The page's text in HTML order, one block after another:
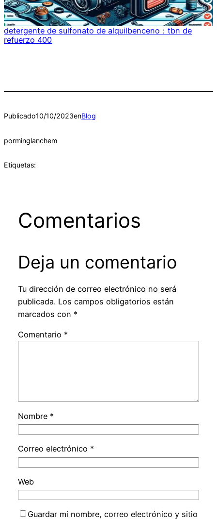
detergente de sulfonato de alquilbenceno：tbn de
refuerzo 400
Publicado10/10/2023enBlog
porminglanchem
Etiquetas:
Comentarios
Deja un comentario
Tu dirección de correo electrónico no será
publicada. Los campos obligatorios están
marcados con *
Comentario *
Nombre *
Correo electrónico *
Web
Guardar mi nombre, correo electrónico y sitio